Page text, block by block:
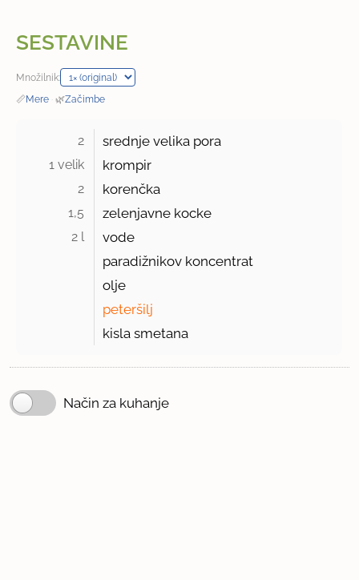
SESTAVINE
Množilnik:
📏Mere · 🌿Začimbe
2 srednje velika pora
1 velik krompir
2 korenčka
1,5 zelenjavne kocke
2 l
vode
paradižnikov koncentrat
olje
peteršilj
kisla smetana
Način za kuhanje